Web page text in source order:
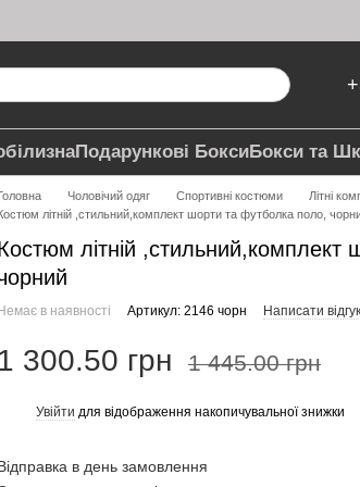
Подарункові БоксиБокси та
Чоловічий одяг Спортивні костюми
Літні
літній ,стильний,комплект шорти та футболка поло,
літній
Немає в наявності Артикул: 2146 чорн Написати відгук
1 300.50 грн 1 445.00 грн
Увійти для відображення накопичувальної знижки
в день замовлення